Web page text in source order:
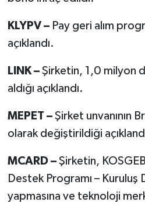
KLYPV – Pay geri alım
açıklandı.
LINK – Şirketin, 1,0 milyon
aldığı açıklandı.
MEPET – Şirket unvanının
olarak değiştirildiği
MCARD – Şirketin,
Destek Programı –
yapmasına ve teknoloji